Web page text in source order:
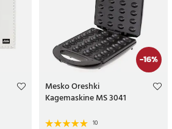
-16%
Mesko Oreshki
Kagemaskine MS 3041
10